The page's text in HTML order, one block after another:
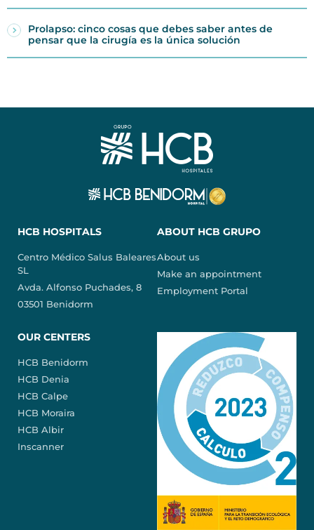
Prolapso: cinco cosas que debes saber antes de
pensar que la cirugía es la única solución
HCB HOSPITALS
Centro Médico Salus Baleares
SL
Avda. Alfonso Puchades, 8
03501 Benidorm
ABOUT HCB GRUPO
About us
Make an appointment
Employment Portal
OUR CENTERS
HCB Benidorm
HCB Denia
HCB Calpe
HCB Moraira
HCB Albir
Inscanner